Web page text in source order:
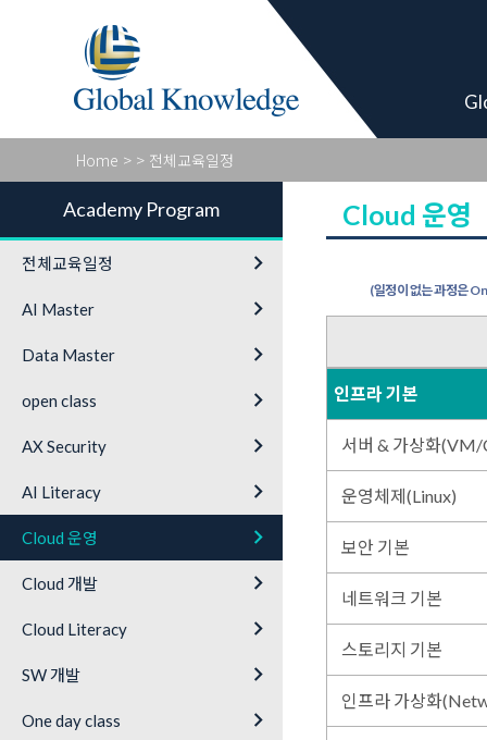
Academy
Home > > 전체교육일정
Academy Program
전체교육일정 keyboard_arrow_right
AI Master keyboard_arrow_right
Data Master keyboard_arrow_right
open class keyboard_arrow_right
AX Security keyboard_arrow_right
AI Literacy keyboard_arrow_right
Cloud 운영 keyboard_arrow_right
Cloud 개발 keyboard_arrow_right
Cloud Literacy keyboard_arrow_right
SW 개발 keyboard_arrow_right
One day class keyboard_arrow_right
Cloud 운영
(일정이 없는 과정은
인프라 기본
서버 & 가상화
운영체제(Linux)
보안 기본
네트워크 기본
스토리지 기본
인프라 가상화